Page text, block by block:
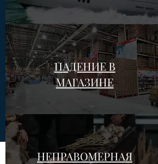
ПАДЕНИЕ В
МАГАЗИНЕ
НЕПРАВОМЕРНАЯ